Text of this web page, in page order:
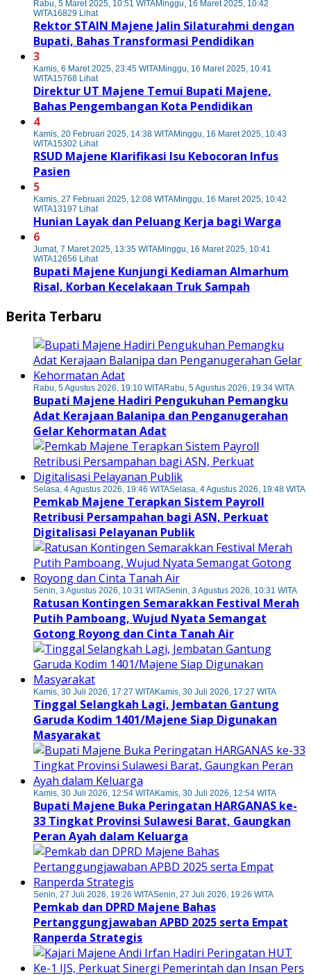
Rabu, 5 Maret 2025, 10:51 WITAMinggu, 16 Maret 2025, 10:42
WITA16829 Lihat
Rektor STAIN Majene Jalin Silaturahmi dengan
Bupati, Bahas Transformasi Pendidikan
3
Kamis, 6 Maret 2025, 23:45 WITAMinggu, 16 Maret 2025, 10:41
WITA15768 Lihat
Direktur UT Majene Temui Bupati Majene,
Bahas Pengembangan Kota Pendidikan
4
Kamis, 20 Februari 2025, 14:38 WITAMinggu, 16 Maret 2025, 10:43
WITA15302 Lihat
RSUD Majene Klarifikasi Isu Kebocoran Infus
Pasien
5
Kamis, 27 Februari 2025, 12:08 WITAMinggu, 16 Maret 2025, 10:42
WITA13197 Lihat
Hunian Layak dan Peluang Kerja bagi Warga
6
Jumat, 7 Maret 2025, 13:35 WITAMinggu, 16 Maret 2025, 10:41
WITA12656 Lihat
Bupati Majene Kunjungi Kediaman Almarhum
Risal, Korban Kecelakaan Truk Sampah
Berita Terbaru
Rabu, 5 Agustus 2026, 19:10 WITARabu, 5 Agustus 2026, 19:34 WITA
Bupati Majene Hadiri Pengukuhan Pemangku
Adat Kerajaan Balanipa dan Penganugerahan
Gelar Kehormatan Adat
Selasa, 4 Agustus 2026, 19:46 WITASelasa, 4 Agustus 2026, 19:48 WITA
Pemkab Majene Terapkan Sistem Payroll
Retribusi Persampahan bagi ASN, Perkuat
Digitalisasi Pelayanan Publik
Senin, 3 Agustus 2026, 10:31 WITASenin, 3 Agustus 2026, 10:31 WITA
Ratusan Kontingen Semarakkan Festival Merah
Putih Pamboang, Wujud Nyata Semangat
Gotong Royong dan Cinta Tanah Air
Kamis, 30 Juli 2026, 17:27 WITAKamis, 30 Juli 2026, 17:27 WITA
Tinggal Selangkah Lagi, Jembatan Gantung
Garuda Kodim 1401/Majene Siap Digunakan
Masyarakat
Kamis, 30 Juli 2026, 12:54 WITAKamis, 30 Juli 2026, 12:54 WITA
Bupati Majene Buka Peringatan HARGANAS ke-
33 Tingkat Provinsi Sulawesi Barat, Gaungkan
Peran Ayah dalam Keluarga
Senin, 27 Juli 2026, 19:26 WITASenin, 27 Juli 2026, 19:26 WITA
Pemkab dan DPRD Majene Bahas
Pertanggungjawaban APBD 2025 serta Empat
Ranperda Strategis